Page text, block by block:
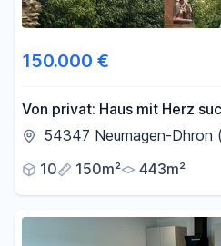
150.000 €
Von privat: Haus mit Herz
inklusiv Baugrundstück
54347 Neumagen-Dhron
10
150m² 443m²